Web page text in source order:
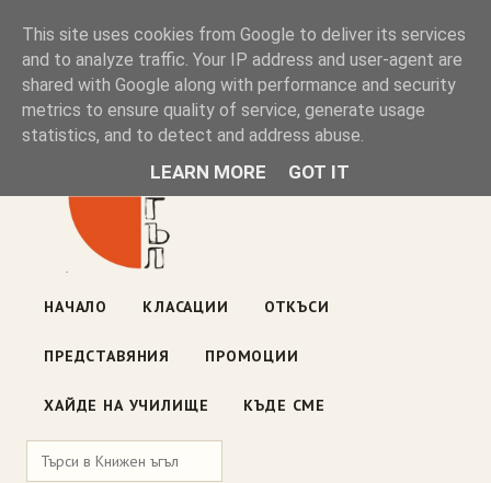
Книжен ъгъл
Блог на книжарницата — класации, откъси, нови книги
ул. „Оборище" 117, София· пон–пет 10:00–19:00 ·
НАЧАЛО КЛАСАЦИИ ОТКЪСИ
ПРЕДСТАВЯНИЯ ПРОМОЦИИ
ХАЙДЕ НА УЧИЛИЩЕ КЪДЕ СМЕ
This site uses cookies from Google to deliver its services
and to analyze traffic. Your IP address and user-agent are
shared with Google along with performance and security
metrics to ensure quality of service, generate usage
statistics, and to detect and address abuse.
LEARN MORE GOT IT